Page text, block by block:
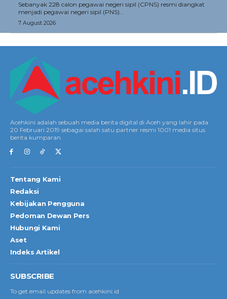
Sebanyak 228 calon pegawai negeri sipil (CPNS) resmi diangkat
menjadi pegawai negeri sipil (PNS)...
7 August 2026
Acehkini adalah sebuah media berita digital di Aceh yang lahir pada
20 Februari 2019 sebagai salah satu partner resmi 1001 media situs
berita kumparan.
Tentang Kami
Redaksi
Kebijakan Pengguna
Pedoman Dewan Pers
Hubungi Kami
Aset
Indeks Artikel
SUBSCRIBE
To get email updates from acehkini.id